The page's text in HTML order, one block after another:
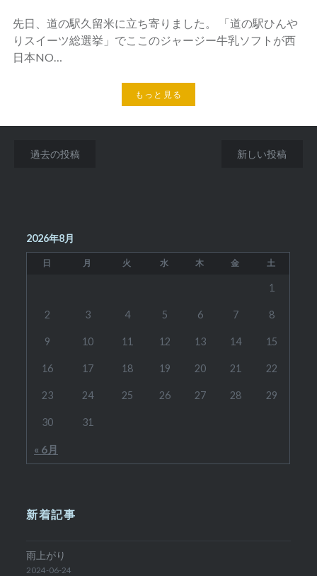
先日、道の駅久留米に立ち寄りました。 「道の駅ひんや
りスイーツ総選挙」でここのジャージー牛乳ソフトが西
日本NO…
もっと見る
投
ゲ
過去の投稿 新しい投稿
2026年8月
日 月 火 水 木 金 土
« 6月
1
2 3 4 5 6 7 8
9 10 11 12 13 14 15
16 17 18 19 20 21 22
23 24 25 26 27 28 29
30 31
新着記事
雨上がり
2024-06-24